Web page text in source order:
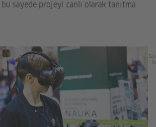
sayede projeyi canlı olarak tanıtma